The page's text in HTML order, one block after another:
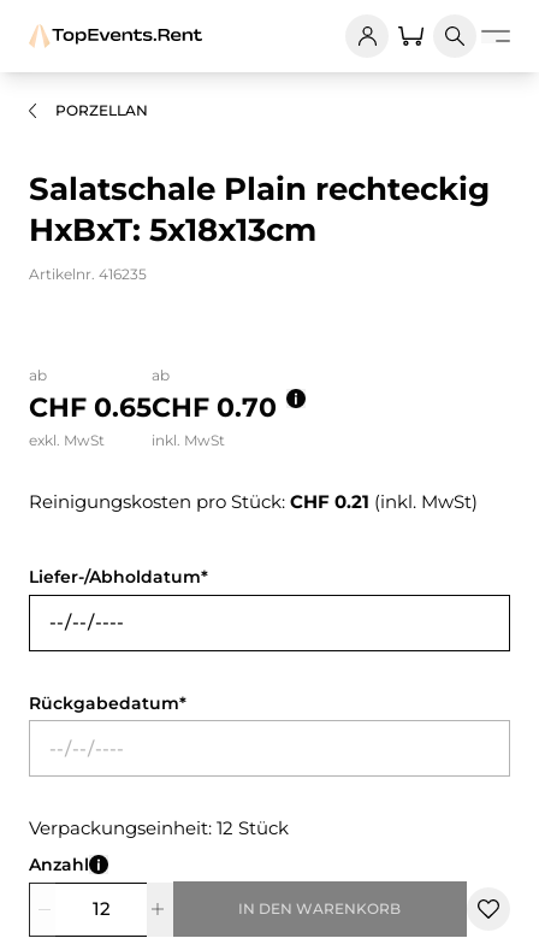
PORZELLAN
Salatschale Plain rechteckig
HxBxT: 5x18x13cm
Artikelnr. 416235
ab
CHF 0.65
exkl. MwSt
ab
CHF 0.70
inkl. MwSt
Reinigungskosten pro Stück: CHF 0.21 (inkl. MwSt)
Liefer-/Abholdatum
Rückgabedatum
Verpackungseinheit: 12 Stück
Anzahl
IN DEN WARENKORB